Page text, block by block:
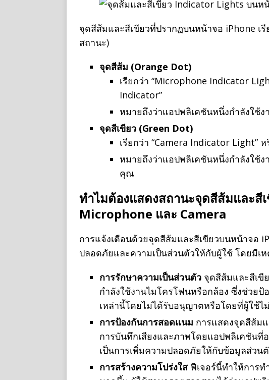
จุดสีส้มและสีเขียวที่ปรากฏบนหน้าจอ iPhone เ
สถานะ)
จุดสีส้ม (Orange Dot)
เรียกว่า “Microphone Indicator
Indicator”
หมายถึงว่าแอปพลิเคชันหนึ่งกำลังใช้
จุดสีเขียว (Green Dot)
เรียกว่า “Camera Indicator Light”
หมายถึงว่าแอปพลิเคชันหนึ่งกำลังใช้
คุณ
ทำไมต้องแสดงสถานะจุดสีส้มและสี
Microphone และ Camera
การแจ้งเตือนด้วยจุดสีส้มและสีเขียวบนหน้าจอ
ปลอดภัยและความเป็นส่วนตัวให้กับผู้ใช้ โดยมีเ
การรักษาความเป็นส่วนตัว จุดสีส้มและสีเขี
กำลังใช้งานไมโครโฟนหรือกล้อง ซึ่งช่วย
เหล่านี้โดยไม่ได้รับอนุญาตหรือโดยที่ผู้ใช้ไ
การป้องกันการสอดแนม การแสดงจุดสีส้ม
การบันทึกเสียงและภาพโดยแอปพลิเคชันที่
เป็นการเพิ่มความปลอดภัยให้กับข้อมูลส่วน
การสร้างความโปร่งใส ฟีเจอร์นี้ทำให้การ